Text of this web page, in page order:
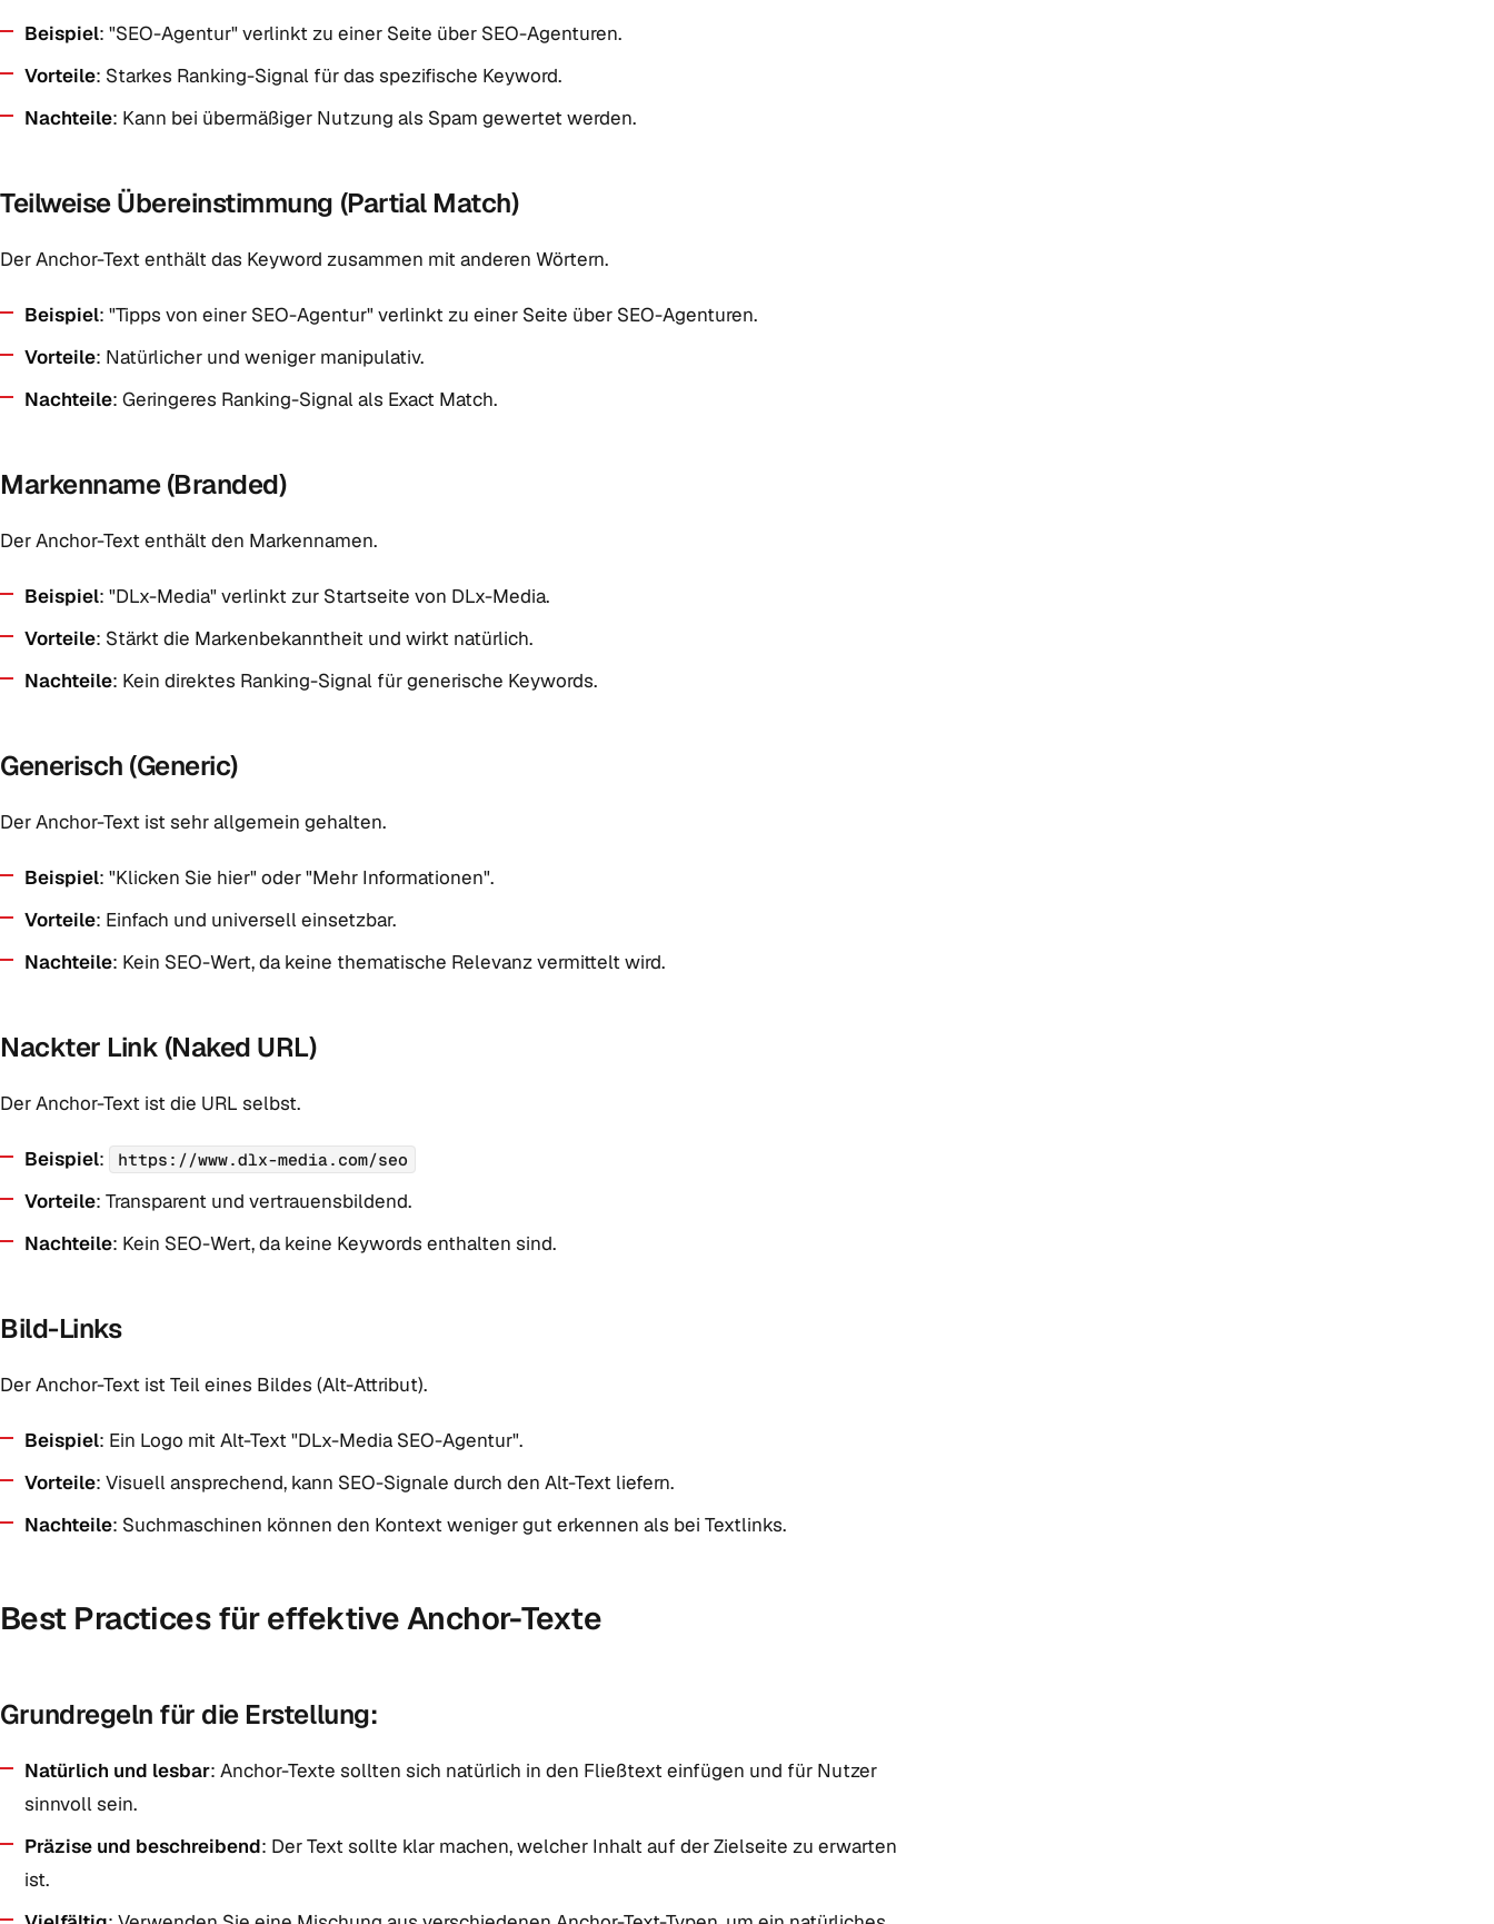
Beispiel: "SEO-Agentur" verlinkt zu einer Seite über SEO-Agenturen.
Vorteile: Starkes Ranking-Signal für das spezifische Keyword.
Nachteile: Kann bei übermäßiger Nutzung als Spam gewertet werden.
Teilweise Übereinstimmung (Partial Match)
Der Anchor-Text enthält das Keyword zusammen mit anderen Wörtern.
Beispiel: "Tipps von einer SEO-Agentur" verlinkt zu einer Seite über SEO-Agenturen.
Vorteile: Natürlicher und weniger manipulativ.
Nachteile: Geringeres Ranking-Signal als Exact Match.
Markenname (Branded)
Der Anchor-Text enthält den Markennamen.
Beispiel: "DLx-Media" verlinkt zur Startseite von DLx-Media.
Vorteile: Stärkt die Markenbekanntheit und wirkt natürlich.
Nachteile: Kein direktes Ranking-Signal für generische Keywords.
Generisch (Generic)
Der Anchor-Text ist sehr allgemein gehalten.
Beispiel: "Klicken Sie hier" oder "Mehr Informationen".
Vorteile: Einfach und universell einsetzbar.
Nachteile: Kein SEO-Wert, da keine thematische Relevanz vermittelt wird.
Nackter Link (Naked URL)
Der Anchor-Text ist die URL selbst.
Beispiel: https://www.dlx-media.com/seo
Vorteile: Transparent und vertrauensbildend.
Nachteile: Kein SEO-Wert, da keine Keywords enthalten sind.
Bild-Links
Der Anchor-Text ist Teil eines Bildes (Alt-Attribut).
Beispiel: Ein Logo mit Alt-Text "DLx-Media SEO-Agentur".
Vorteile: Visuell ansprechend, kann SEO-Signale durch den Alt-Text liefern.
Nachteile: Suchmaschinen können den Kontext weniger gut erkennen als bei Textlinks.
Best Practices für effektive Anchor-Texte
Grundregeln für die Erstellung:
Natürlich und lesbar: Anchor-Texte sollten sich natürlich in den Fließtext einfügen und für Nutzer
sinnvoll sein.
Präzise und beschreibend: Der Text sollte klar machen, welcher Inhalt auf der Zielseite zu erwarten
ist.